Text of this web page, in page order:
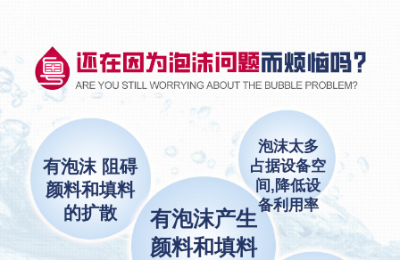
有泡沫 阻碍
颜料和填料
的扩散
泡沫太多
占据设备空
间,降低设
备利用率
有泡沫产生
颜料和填料